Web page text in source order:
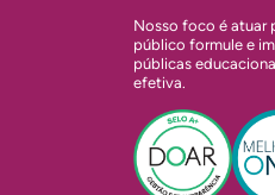
Nosso foco é atuar
público formule e
públicas
efetiva.